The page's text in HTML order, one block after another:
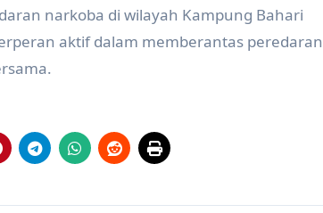
Sehat Produktif (GP2SP) Tingkat Kabupaten
Kabupaten Klaten
Kesehatan di Puskesmas dan
Kab. Klaten 2024
narkoba di wilayah Kampung Bahari
aktif dalam memberantas peredaran